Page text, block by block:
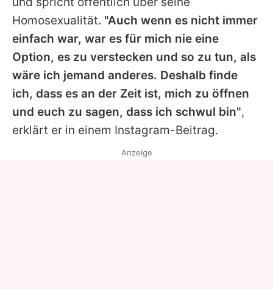
Utiq verwalten
Homosexualität. "Auch wenn es nicht immer
einfach war, war es für mich nie eine
Option, es zu verstecken und so zu tun, als
wäre ich jemand anderes. Deshalb finde
ich, dass es an der Zeit ist, mich zu öffnen
und euch zu sagen, dass ich schwul bin",
erklärt er in einem Instagram-Beitrag.
Anzeige